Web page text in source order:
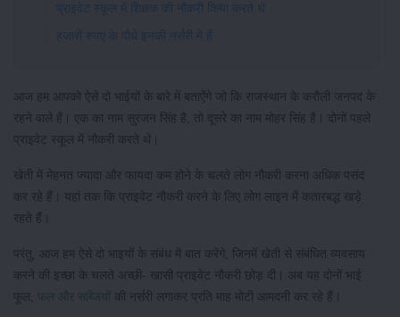
प्राइवेट स्कूल में शिक्षक की नौकरी किया करते थे
हजारों रुपए के पौधे इनकी नर्सरी में हैं
आज हम आपको ऐसे दो भाईयों के बारे में बताऐंगे जो कि राजस्थान के करौली जनपद के
रहने वाले हैं। एक का नाम सुरजन सिंह है, तो दूसरे का नाम मोहर सिंह है। दोनों पहले
प्राइवेट स्कूल में नौकरी करते थे।
खेती में मेहनत ज्यादा और फायदा कम होने के चलते लोग नौकरी करना अधिक पसंद
कर रहे हैं। यहां तक कि प्राइवेट नौकरी करने के लिए लोग लाइन में कतारबद्ध खड़े
रहते हैं।
परंतु, आज हम ऐसे दो भाइयों के संबंध में बात करेंगे, जिनमें खेती से संबंधित व्यवसाय
करने की इच्छा के चलते अच्छी- खासी प्राइवेट नौकरी छोड़ दी। अब यह दोनों भाई
फूल,
फल और सब्जियों की नर्सरी लगाकर प्रति माह मोटी आमदनी कर रहे हैं।